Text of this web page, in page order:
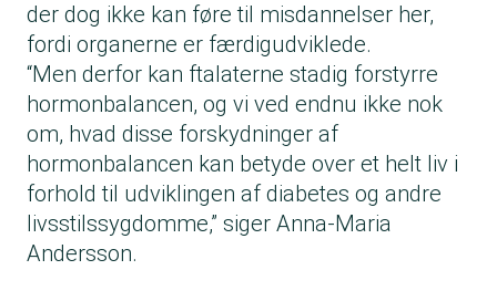
der dog ikke kan føre til misdannelser her,
fordi organerne er færdigudviklede.
“Men derfor kan ftalaterne stadig forstyrre
hormonbalancen, og vi ved endnu ikke nok
om, hvad disse forskydninger af
hormonbalancen kan betyde over et helt liv i
forhold til udviklingen af diabetes og andre
livsstilssygdomme,” siger Anna-Maria
Andersson.